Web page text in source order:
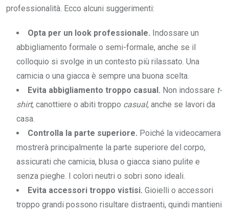
professionalità. Ecco alcuni suggerimenti:
Opta per un look professionale. Indossare un
abbigliamento formale o semi-formale, anche se il
colloquio si svolge in un contesto più rilassato. Una
camicia o una giacca è sempre una buona scelta.
Evita abbigliamento troppo casual. Non indossare t-
shirt, canottiere o abiti troppo casual, anche se lavori da
casa.
Controlla la parte superiore. Poiché la videocamera
mostrerà principalmente la parte superiore del corpo,
assicurati che camicia, blusa o giacca siano pulite e
senza pieghe. I colori neutri o sobri sono ideali.
Evita accessori troppo vistisi. Gioielli o accessori
troppo grandi possono risultare distraenti, quindi mantieni